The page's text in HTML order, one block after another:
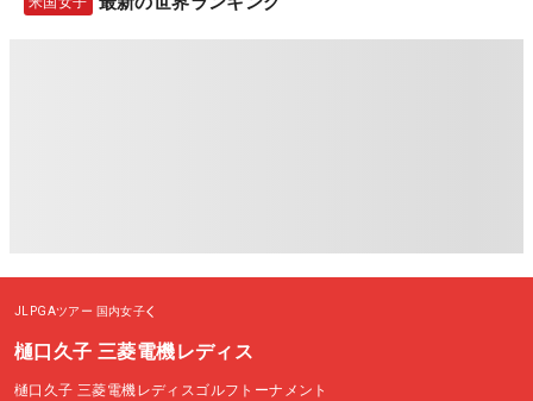
JLPGAツアー 国内女子
樋口久子 三菱電機レディス
樋口久子 三菱電機レディスゴルフトーナメント